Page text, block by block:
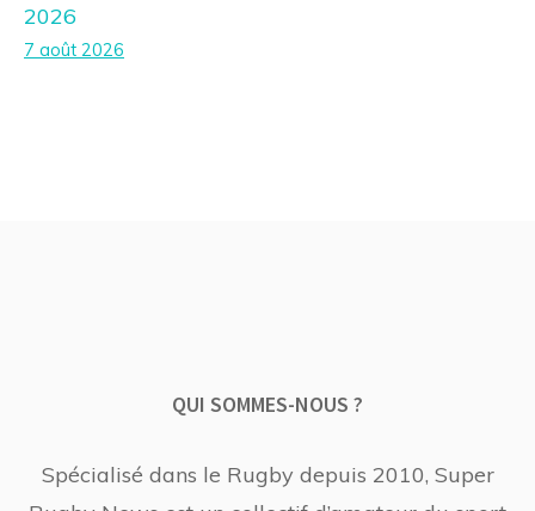
2026
7 août 2026
QUI SOMMES-NOUS ?
Spécialisé dans le Rugby depuis 2010, Super